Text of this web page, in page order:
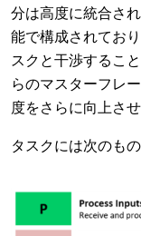
分は高度に統合さ
能で構成されてお
スクと干渉するこ
らのマスターフレ
度をさらに向上さ
タスクには次のも